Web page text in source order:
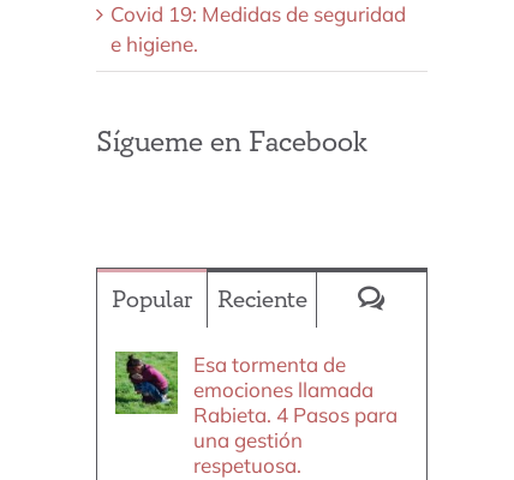
Covid 19: Medidas de seguridad
e higiene.
Sígueme en Facebook
Popular Reciente
Esa tormenta de
emociones llamada
Rabieta. 4 Pasos para
una gestión
respetuosa.